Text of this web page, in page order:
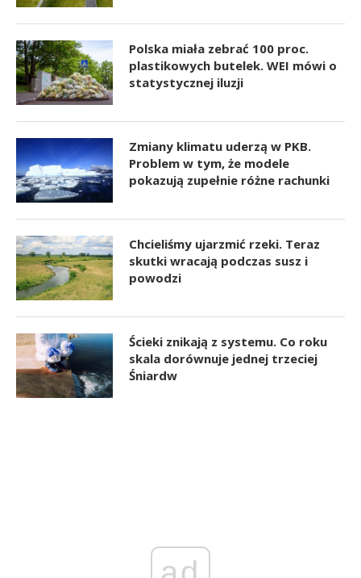
Polska miała zebrać 100 proc.
plastikowych butelek. WEI mówi o
statystycznej iluzji
Zmiany klimatu uderzą w PKB.
Problem w tym, że modele
pokazują zupełnie różne rachunki
Chcieliśmy ujarzmić rzeki. Teraz
skutki wracają podczas susz i
powodzi
Ścieki znikają z systemu. Co roku
skala dorównuje jednej trzeciej
Śniardw